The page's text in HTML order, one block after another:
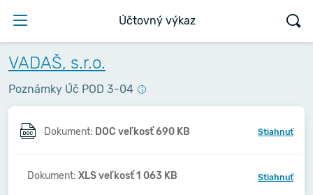
Účtovný výkaz
VADAŠ, s.r.o.
Poznámky Úč POD 3-04
Dokument: DOC veľkosť 690 KB Stiahnuť
Dokument: XLS veľkosť 1 063 KB Stiahnuť